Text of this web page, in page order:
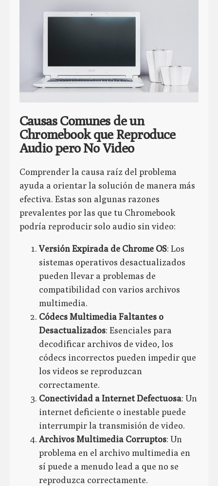
Causas Comunes de un
Chromebook que Reproduce
Audio pero No Video
Comprender la causa raíz del problema
ayuda a orientar la solución de manera más
efectiva. Estas son algunas razones
prevalentes por las que tu Chromebook
podría reproducir solo audio sin video:
Versión Expirada de Chrome OS: Los
sistemas operativos desactualizados
pueden llevar a problemas de
compatibilidad con varios archivos
multimedia.
Códecs Multimedia Faltantes o
Desactualizados: Esenciales para
decodificar archivos de video, los
códecs incorrectos pueden impedir que
los videos se reproduzcan
correctamente.
Conectividad a Internet Defectuosa: Un
internet deficiente o inestable puede
interrumpir la transmisión de video.
Archivos Multimedia Corruptos: Un
problema en el archivo multimedia en
sí puede a menudo lead a que no se
reproduzca correctamente.